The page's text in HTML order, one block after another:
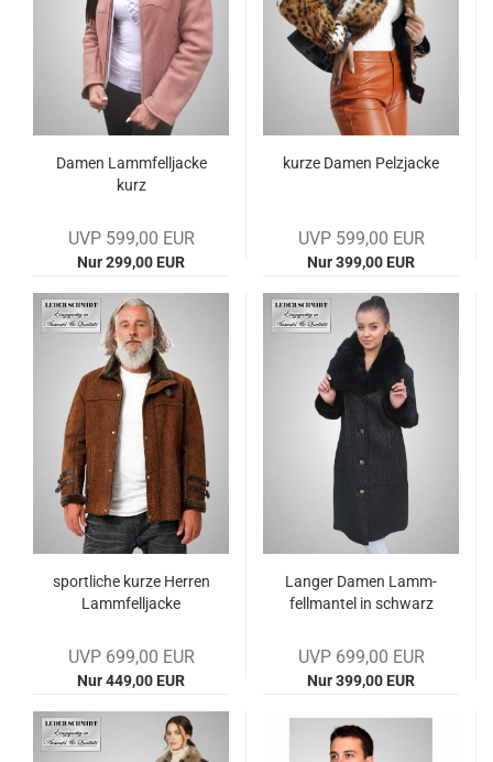
Damen Lamm­fell­ja­cke
kurz
UVP 599,00 EUR
Nur 299,00 EUR
kurze Damen Pelz­ja­cke
UVP 599,00 EUR
Nur 399,00 EUR
sport­li­che kurze Her­ren
Lamm­fell­ja­cke
UVP 699,00 EUR
Nur 449,00 EUR
Lan­ger Damen Lamm­
fell­man­tel in schwarz
UVP 699,00 EUR
Nur 399,00 EUR